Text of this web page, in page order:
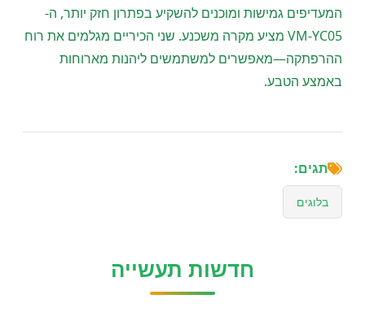
המעדיפים גמישות ומוכנים להשקיע בפתרון חזק יותר, ה-
VM-YC05 מציע מקרה משכנע. שני הכיריים מגלמים את רוח
ההרפתקה—מאפשרים למשתמשים ליהנות מארוחות
באמצע הטבע.
תגים:
בלוגים
חדשות תעשייה